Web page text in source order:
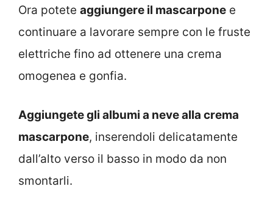
Ora potete aggiungere il mascarpone e
continuare a lavorare sempre con le fruste
elettriche fino ad ottenere una crema
omogenea e gonfia.
Aggiungete gli albumi a neve alla crema
mascarpone, inserendoli delicatamente
dall’alto verso il basso in modo da non
smontarli.